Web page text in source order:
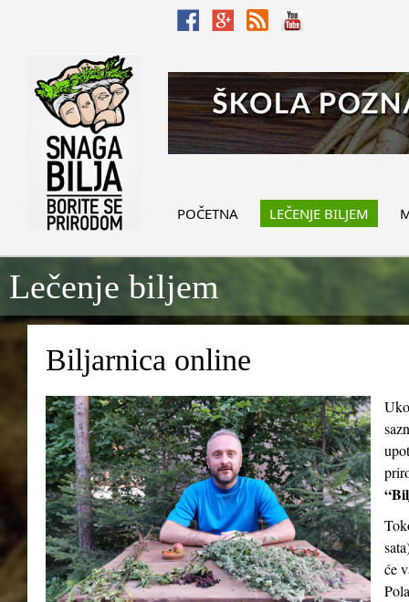
POČETNA LEČENJE BILJEM
Lečenje biljem
Biljarnica online
će